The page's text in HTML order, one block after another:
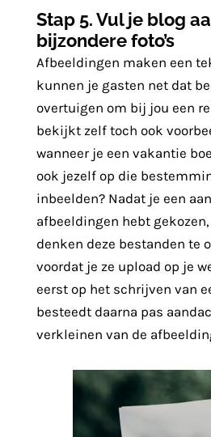
Stap 5. Vul je blog
bijzondere foto’s
Afbeeldingen maken een
kunnen je gasten net dat
overtuigen om bij jou een
bekijkt zelf toch ook
wanneer je een vakantie
ook jezelf op die
inbeelden? Nadat je een
afbeeldingen hebt
denken deze bestanden te
voordat je ze upload op je
eerst op het schrijven van
besteedt daarna pas
verkleinen van de